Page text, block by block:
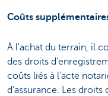
Coûts
À l'achat du terrain, il
des droits
coûts liés à l'acte
d'assurance. Les